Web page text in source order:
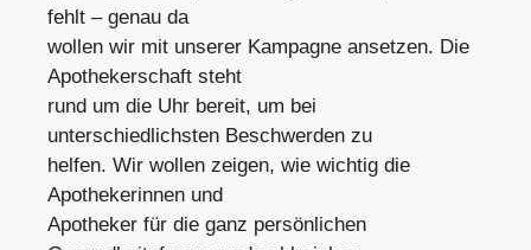
fehlt – genau da
wollen wir mit unserer Kampagne ansetzen. Die
Apothekerschaft steht
rund um die Uhr bereit, um bei
unterschiedlichsten Beschwerden zu
helfen. Wir wollen zeigen, wie wichtig die
Apothekerinnen und
Apotheker für die ganz persönlichen